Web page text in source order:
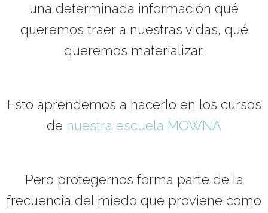
una determinada información qué
queremos traer a nuestras vidas, qué
queremos materializar.
Esto aprendemos a hacerlo en los cursos
de nuestra escuela MOWNA
Pero protegernos forma parte de la
frecuencia del miedo que proviene como